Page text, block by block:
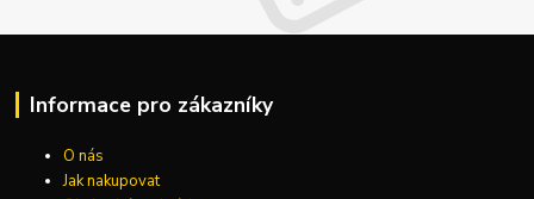
Informace pro zákazníky
O nás
Jak nakupovat